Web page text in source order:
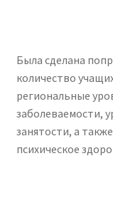
Была сделана
количество
региональные
заболеваемости,
занятости, а
психическое